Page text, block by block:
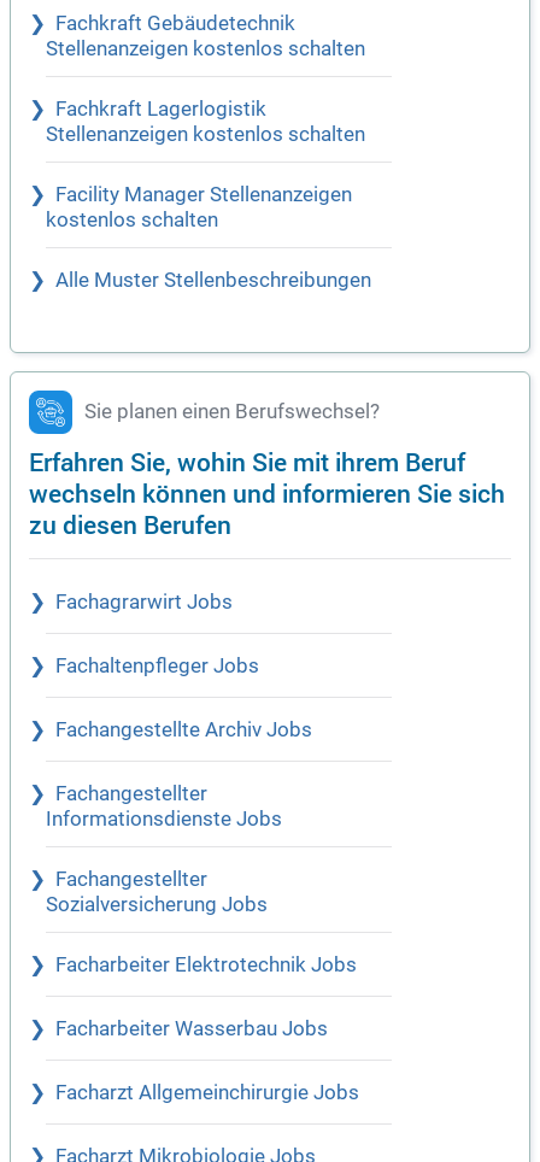
Fachkraft Gebäudetechnik
Stellenanzeigen kostenlos schalten
Fachkraft Lagerlogistik
Stellenanzeigen kostenlos schalten
Facility Manager Stellenanzeigen
kostenlos schalten
Alle Muster Stellenbeschreibungen
Sie planen einen Berufswechsel?
Erfahren Sie, wohin Sie mit ihrem Beruf
wechseln können und informieren Sie sich
zu diesen Berufen
Fachagrarwirt Jobs
Fachaltenpfleger Jobs
Fachangestellte Archiv Jobs
Fachangestellter
Informationsdienste Jobs
Fachangestellter
Sozialversicherung Jobs
Facharbeiter Elektrotechnik Jobs
Facharbeiter Wasserbau Jobs
Facharzt Allgemeinchirurgie Jobs
Facharzt Mikrobiologie Jobs